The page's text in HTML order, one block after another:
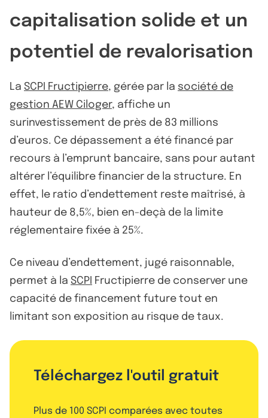
capitalisation solide et un
potentiel de revalorisation
La SCPI Fructipierre, gérée par la société de
gestion AEW Ciloger, affiche un
surinvestissement de près de 83 millions
d’euros. Ce dépassement a été financé par
recours à l’emprunt bancaire, sans pour autant
altérer l’équilibre financier de la structure. En
effet, le ratio d’endettement reste maîtrisé, à
hauteur de 8,5%, bien en-deçà de la limite
réglementaire fixée à 25%.
Ce niveau d’endettement, jugé raisonnable,
permet à la SCPI Fructipierre de conserver une
capacité de financement future tout en
limitant son exposition au risque de taux.
Téléchargez l'outil gratuit
Plus de 100 SCPI comparées avec toutes